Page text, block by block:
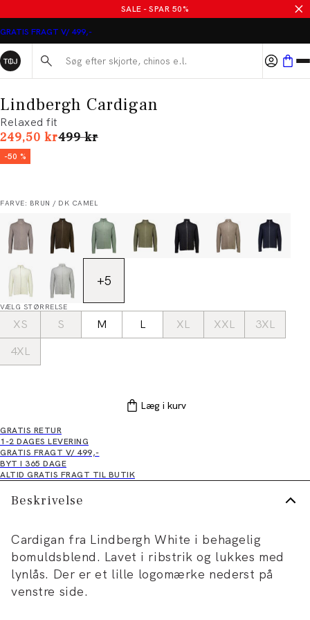
SALE - SPAR 50%
GRATIS FRAGT V/ 499,-
Søg her...
Lindbergh Cardigan
Relaxed fit
249,50 krI alt (uden rabat)
499 kr
-50 %
FARVE: BRUN / DK CAMEL
+5
VÆLG STØRRELSE
XS S M L XL XXL
3XL
4XL
Læg i kurv
GRATIS RETUR
1-2 DAGES LEVERING
GRATIS FRAGT V/ 499,-
BYT I 365 DAGE
ALTID GRATIS FRAGT TIL BUTIK
Beskrivelse
Cardigan fra Lindbergh White i behagelig
bomuldsblend. Lavet i ribstrik og lukkes med
lynlås. Der er et lille logomærke nederst på
venstre side.